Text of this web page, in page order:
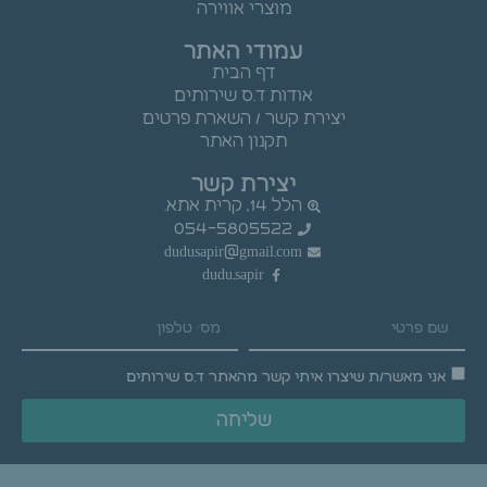
מוצרי אווירה
עמודי האתר
דף הבית
אודות ד.ס שירותים
יצירת קשר / השארת פרטים
תקנון האתר
יצירת קשר
הלל 14, קרית אתא.
054-5805522
dudusapir@gmail.com
dudu.sapir
אני מאשר/ת שיצרו איתי קשר מהאתר ד.ס שירותים
שליחה